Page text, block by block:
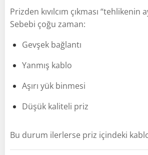
Prizden kıvılcım çıkması “tehlikenin
Sebebi çoğu zaman:
Gevşek bağlantı
Yanmış kablo
Aşırı yük binmesi
Düşük kaliteli priz
Bu durum ilerlerse priz içindeki